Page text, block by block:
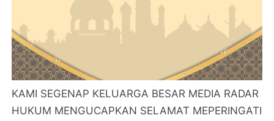
KAMI SEGENAP KELUARGA BESAR MEDIA RADAR
HUKUM MENGUCAPKAN SELAMAT MEPERINGATI